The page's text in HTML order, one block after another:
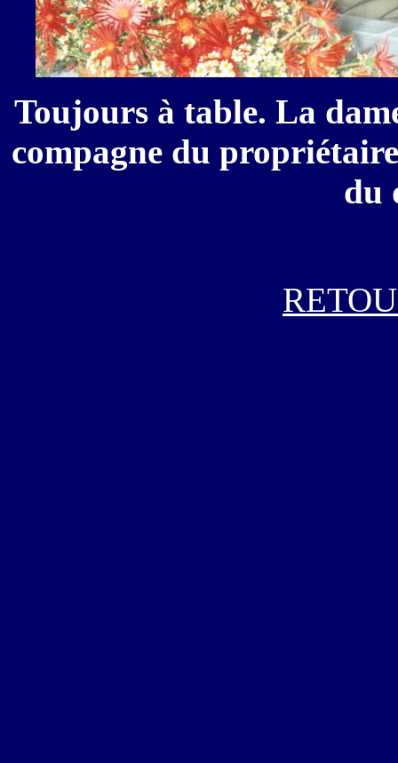
Toujours à table. La
compagne du
du